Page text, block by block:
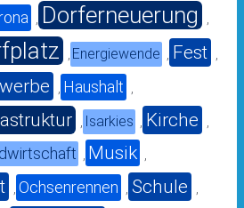
, Dorferneuerung ,
, Energiewende , Fest ,
, Haushalt ,
, Isarkies , Kirche ,
, Musik ,
, Ochsenrennen , Schule ,